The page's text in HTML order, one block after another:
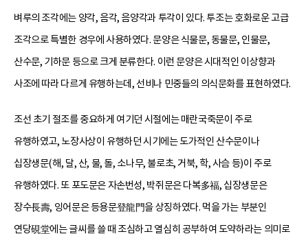
벼루의 조각에는 양각, 음각, 음양각과 투각이 있다. 투조는 호화로운 고급
조각으로 특별한 경우에 사용하였다. 문양은 식물문, 동물문, 인물문,
산수문, 기하문 등으로 크게 분류한다. 이런 문양은 시대적인 이상향과
사조에 따라 다르게 유행하는데, 선비나 민중들의 의식문화를 표현하였다.
조선 초기 절조를 중요하게 여기던 시절에는 매란국죽문이 주로
유행하였고, 노장사상이 유행하던 시기에는 도가적인 산수문이나
십장생문(해, 달, 산, 물, 돌, 소나무, 불로초, 거북, 학, 사슴 등)이 주로
유행하였다. 또 포도문은 자손번성, 박쥐문은 다복多福, 십장생문은
장수長壽, 잉어문은 등용문登龍門을 상징하였다. 먹을 가는 부분인
연당硯堂에는 글씨를 쓸 때 조심하고 열심히 공부하여 도약하라는 의미로